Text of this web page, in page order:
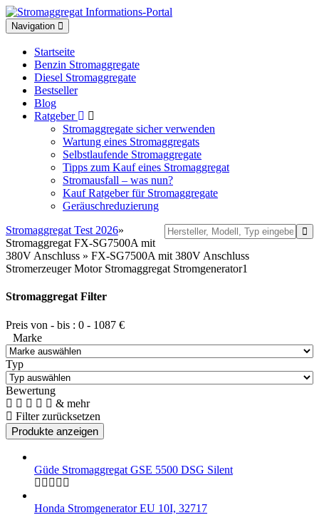
Toggle
navigation
Navigation
Startseite
Benzin Stromaggregate
Diesel Stromaggregate
Bestseller
Blog
Ratgeber
Stromaggregate sicher verwenden
Wartung eines Stromaggregats
Selbstlaufende Stromaggregate
Tipps zum Kauf eines Stromaggregat
Stromausfall – was nun?
Kauf Ratgeber für Stromaggregate
Geräuschreduzierung
Stromaggregat Test 2026»
Stromaggregat FX-SG7500A mit
380V Anschluss » FX-SG7500A mit 380V Anschluss
Stromerzeuger Motor Stromaggregat Stromgenerator1
Stromaggregat Filter
Preis von - bis : 0 - 1087 €
Marke
Typ
Bewertung
& mehr
Filter zurücksetzen
Güde Stromaggregat GSE 5500 DSG Silent
Honda Stromgenerator EU 10I, 32717